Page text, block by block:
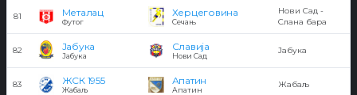
81 Металац
Футог
Херцеговина
Сечањ
Нови Сад -
Слана бара
82 Јабука
Јабука
Славија
Нови Сад
Јабука
83 ЖСК 1955
Жабаљ
Апатин
Апатин
Жабаљ